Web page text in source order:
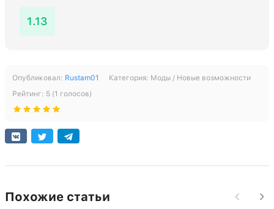
1.13
Опубликовал: Rustam01 Категория: Моды / Новые возможности
Рейтинг: 5 (1 голосов)
Похожие статьи